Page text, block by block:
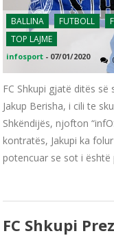
BALLINA FUTBOLL
TOP LAJME
infosport - 07/01/2020
FC Shkupi gjatë ditës
Jakup Berisha, i cili te
Shkëndijës, njofton
kontratës, Jakupi ka
potencuar se sot i
FC Shkupi